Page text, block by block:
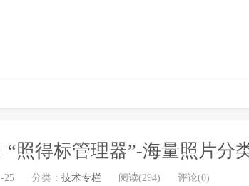
“照得标管理器”-海量照片分
25 分类： 技术专栏 阅读(294) 评论(0)